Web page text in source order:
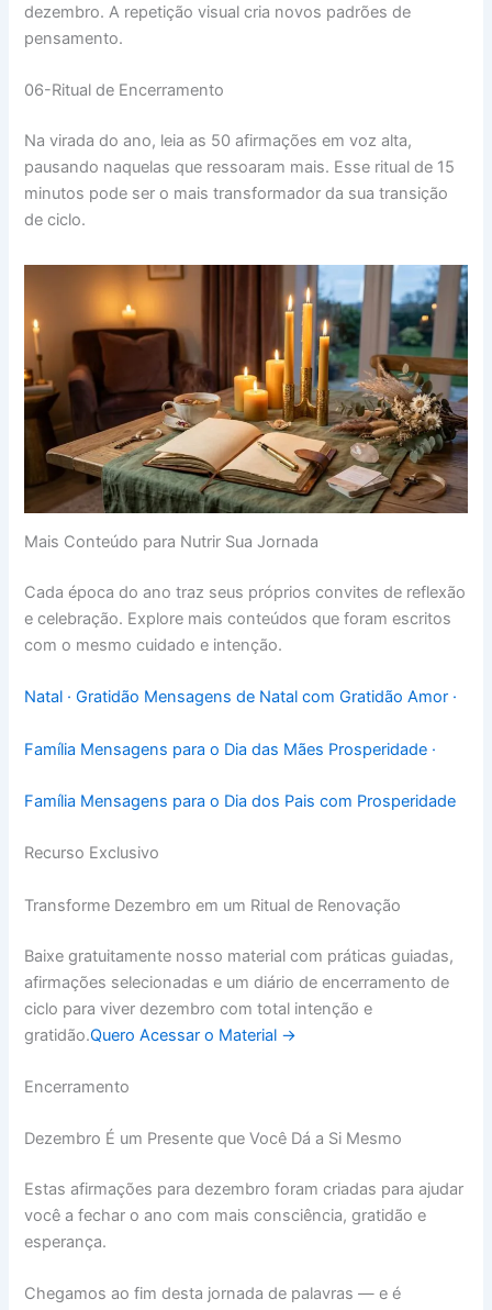
dezembro. A repetição visual cria novos padrões de
pensamento.
06-Ritual de Encerramento
Na virada do ano, leia as 50 afirmações em voz alta,
pausando naquelas que ressoaram mais. Esse ritual de 15
minutos pode ser o mais transformador da sua transição
de ciclo.
Mais Conteúdo para Nutrir Sua Jornada
Cada época do ano traz seus próprios convites de reflexão
e celebração. Explore mais conteúdos que foram escritos
com o mesmo cuidado e intenção.
Natal · Gratidão Mensagens de Natal com GratidãoAmor ·
Família Mensagens para o Dia das Mães Prosperidade ·
Família Mensagens para o Dia dos Pais com Prosperidade
Recurso Exclusivo
Transforme Dezembro em um Ritual de Renovação
Baixe gratuitamente nosso material com práticas guiadas,
afirmações selecionadas e um diário de encerramento de
ciclo para viver dezembro com total intenção e
gratidão.Quero Acessar o Material →
Encerramento
Dezembro É um Presente que Você Dá a Si Mesmo
Estas afirmações para dezembro foram criadas para ajudar
você a fechar o ano com mais consciência, gratidão e
esperança.
Chegamos ao fim desta jornada de palavras — e é